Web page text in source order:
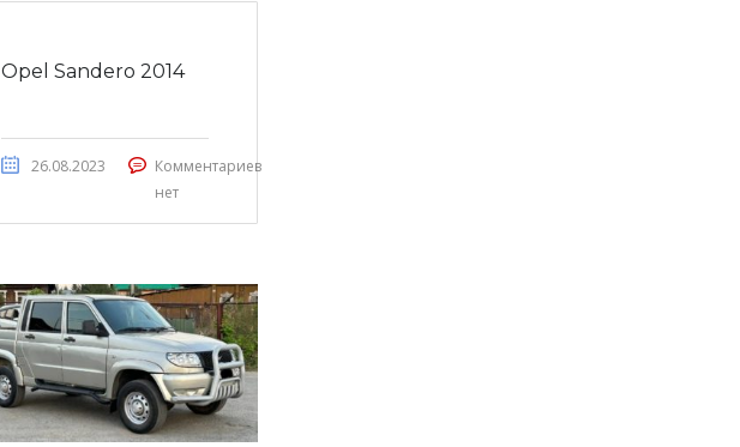
Opel Sandero 2014
26.08.2023
Комментариев
нет